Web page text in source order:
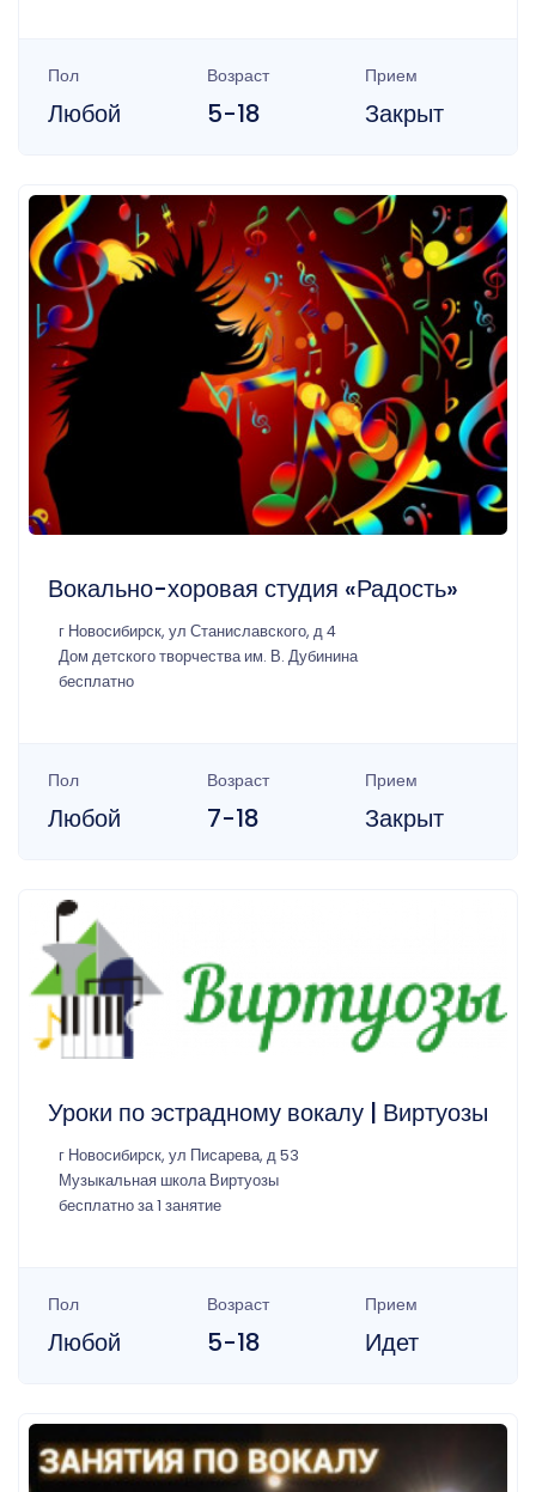
Пол
Любой
Возраст
5-18
Прием
Закрыт
Вокально-хоровая студия «Радость»
г Новосибирск, ул Станиславского, д 4
Дом детского творчества им. В. Дубинина
бесплатно
Пол
Любой
Возраст
7-18
Прием
Закрыт
Уроки по эстрадному вокалу | Виртуозы
г Новосибирск, ул Писарева, д 53
Музыкальная школа Виртуозы
бесплатно за 1 занятие
Пол
Любой
Возраст
5-18
Прием
Идет